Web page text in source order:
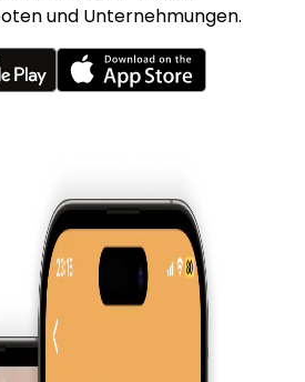
und Unternehmungen.